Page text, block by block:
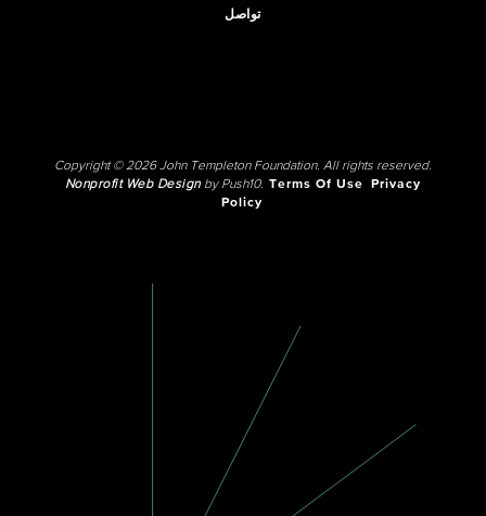
تواصل
Copyright © 2026 John Templeton Foundation. All rights reserved.
Nonprofit Web Designby Push10. Terms Of Use
Privacy
Policy